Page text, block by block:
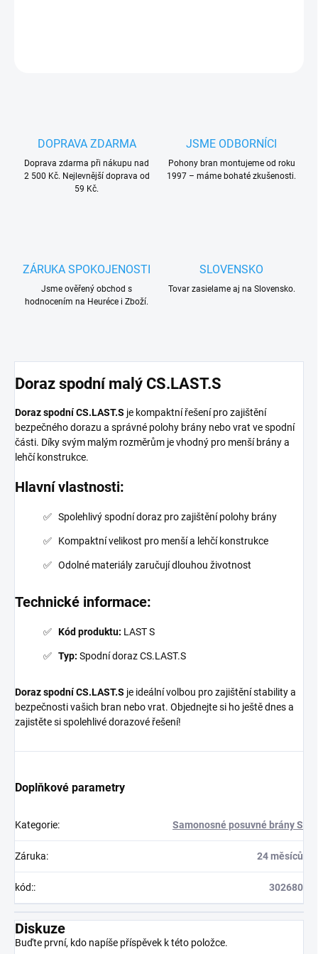
DOPRAVA ZDARMA
Doprava zdarma při nákupu nad
2 500 Kč. Nejlevnější doprava od
59 Kč.
JSME ODBORNÍCI
Pohony bran montujeme od roku
1997 – máme bohaté zkušenosti.
ZÁRUKA SPOKOJENOSTI
Jsme ověřený obchod s
hodnocením na Heuréce i Zboží.
SLOVENSKO
Tovar zasielame aj na Slovensko.
Doraz spodní malý CS.LAST.S
Doraz spodní CS.LAST.S je kompaktní řešení pro zajištění
bezpečného dorazu a správné polohy brány nebo vrat ve spodní
části. Díky svým malým rozměrům je vhodný pro menší brány a
lehčí konstrukce.
Hlavní vlastnosti:
Spolehlivý spodní doraz pro zajištění polohy brány
Kompaktní velikost pro menší a lehčí konstrukce
Odolné materiály zaručují dlouhou životnost
Technické informace:
Kód produktu: LAST S
Typ: Spodní doraz CS.LAST.S
Doraz spodní CS.LAST.S je ideální volbou pro zajištění stability a
bezpečnosti vašich bran nebo vrat. Objednejte si ho ještě dnes a
zajistěte si spolehlivé dorazové řešení!
Doplňkové parametry
Kategorie: Samonosné posuvné brány S
Záruka: 24 měsíců
kód:: 302680
Diskuze
Buďte první, kdo napíše příspěvek k této položce.